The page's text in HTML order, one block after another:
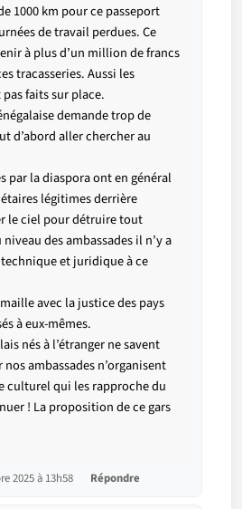
1000 km pour ce passeport
de travail perdues. Ce
à plus d’un million de francs
tracasseries. Aussi les
faits sur place.
demande trop de
d’abord aller chercher au
par la diaspora ont en général
légitimes derrière
le ciel pour détruire tout
des ambassades il n’y a
et juridique à ce
avec la justice des pays
à eux-mêmes.
nés à l’étranger ne savent
ambassades n’organisent
culturel qui les rapproche du
! La proposition de ce gars
2025 à 13h58 Répondre